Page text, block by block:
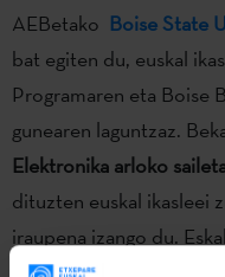
AEBetako Boise State
bat egiten du, euskal
Programaren eta Boise
gunearen laguntzaz.
Elektronika arloko
dituzten euskal ikasleei
iraupena izango du.
lehen aurkeztu behar